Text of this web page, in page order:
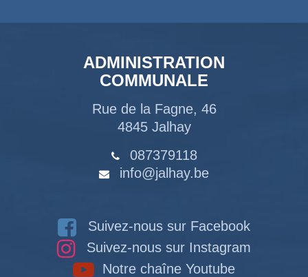
ADMINISTRATION
COMMUNALE
Rue de la Fagne, 46
4845 Jalhay
087379118
info@jalhay.be
Suivez-nous sur Facebook
Suivez-nous sur Instagram
Notre chaîne Youtube